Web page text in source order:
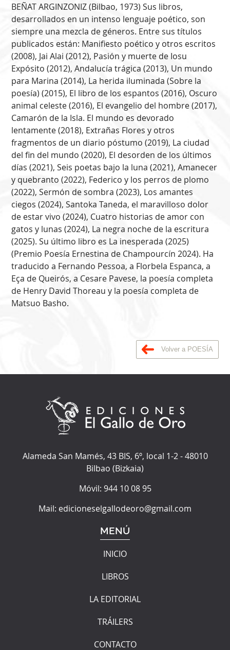
BEÑAT ARGINZONIZ (Bilbao, 1973) Sus libros,
desarrollados en un intenso lenguaje poético, son
siempre una mezcla de géneros. Entre sus títulos
publicados están: Manifiesto poético y otros escritos
(2008), Jai Alai (2012), Pasión y muerte de Iosu
Expósito (2012), Andalucía trágica (2013), Un mundo
para Marina (2014), La herida iluminada (Sobre la
poesía) (2015), El libro de los espantos (2016), Oscuro
animal celeste (2016), El evangelio del hombre (2017),
Camarón de la Isla. El mundo es devorado
lentamente (2018), Extrañas Flores y otros
fragmentos de un diario póstumo (2019), La ciudad
del fin del mundo (2020), El desorden de los últimos
días (2021), Seis poetas bajo la luna (2021), Amanecer
y quebranto (2022), Federico y los perros de plomo
(2022), Sermón de sombra (2023), Los amantes
ciegos (2024), Santoka Taneda, el maravilloso dolor
de estar vivo (2024), Cuatro historias de amor con
gatos y lunas (2024), La negra noche de la escritura
(2025). Su último libro es La inesperada (2025)
(Premio Poesía Ernestina de Champourcín 2024). Ha
traducido a Fernando Pessoa, a Florbela Espanca, a
Eça de Queirós, a Cesare Pavese, la poesía completa
de Henry David Thoreau y la poesía completa de
Matsuo Basho.
Volver a POESÍA
Alameda San Mamés, 43 BIS, 6º, local 1-2-48010
Bilbao (Bizkaia)
Móvil: 944 10 08 95
Mail: edicioneselgallodeoro@gmail.com
MENÚ
INICIO
LIBROS
LA EDITORIAL
TRÁILERS
CONTACTO